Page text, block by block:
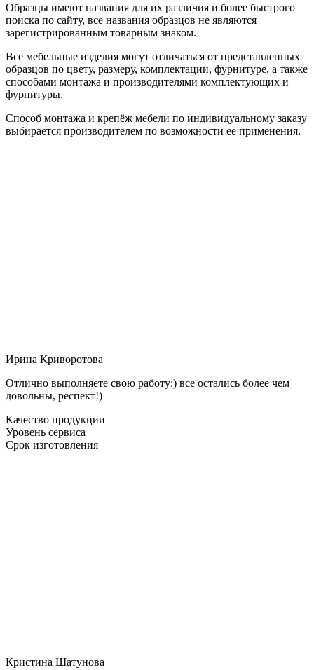
Образцы имеют названия для их различия и более быстрого
поиска по сайту, все названия образцов не являются
зарегистрированным товарным знаком.
Все мебельные изделия могут отличаться от представленных
образцов по цвету, размеру, комплектации, фурнитуре, а также
способами монтажа и производителями комплектующих и
фурнитуры.
Способ монтажа и крепёж мебели по индивидуальному заказу
выбирается производителем по возможности её применения.
Ирина Криворотова
Отлично выполняете свою работу:) все остались более чем
довольны, респект!)
Качество продукции
Уровень сервиса
Срок изготовления
Кристина Шатунова